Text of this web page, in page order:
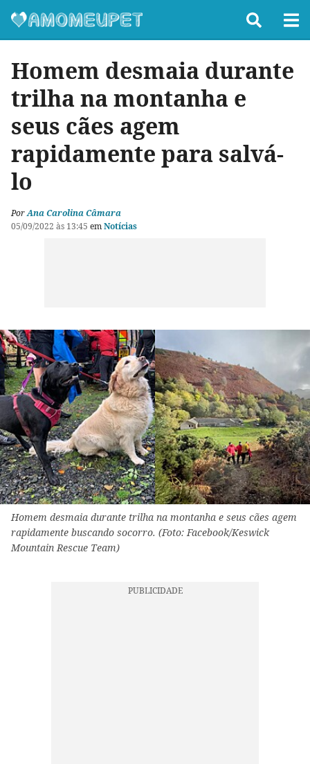
Homem desmaia durante
trilha na montanha e
seus cães agem
rapidamente para salvá-
lo
PorAna Carolina Câmara
05/09/2022 às 13:45 emNotícias
Homem desmaia durante trilha na montanha e seus cães agem
rapidamente buscando socorro. (Foto: Facebook/Keswick
Mountain Rescue Team)